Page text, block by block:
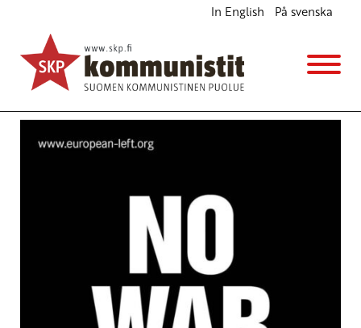
In English På svenska
Suomi irti sotapolitiikasta
Ajankohtaista
Avainsanat:kaasuisku,Syyria,Syyrian sota